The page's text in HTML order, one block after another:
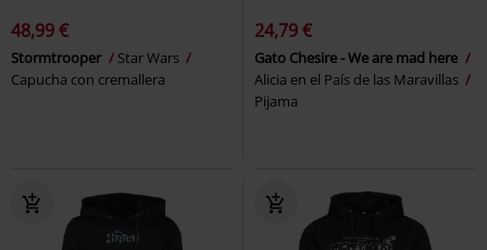
48,99 €
Stormtrooper
Star Wars
Capucha con cremallera
24,79 €
Gato Chesire - We are mad here
Alicia en el País de las Maravillas
Pijama